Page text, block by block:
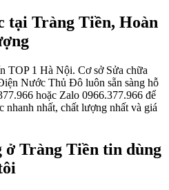
tại Tràng Tiền, Hoàn
TOP 1 Hà Nội. Cơ sở Sửa chữa
Nước Thủ Đô luôn sẵn sàng hỗ
hoặc Zalo 0966.377.966 để
nhanh nhất, chất lượng nhất và giá
ở Tràng Tiền tin dùng